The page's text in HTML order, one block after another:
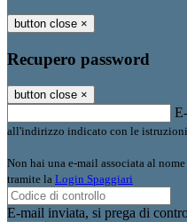
button close ×
Recupero password
button close ×
all'indirizzo indicato con le istruzioni
Non hai una e-mail associata al
tramite la Login Spaggiari
E-mail inviata, si prega di